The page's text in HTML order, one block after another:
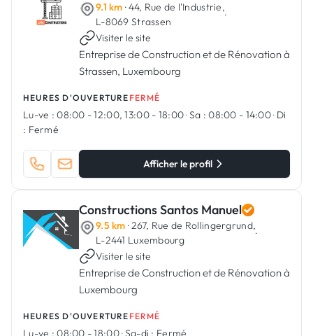
9.1 km · 44, Rue de l'Industrie,
L-8069 Strassen
·
Visiter le site
Entreprise de Construction et de Rénovation à
Strassen, Luxembourg
HEURES D'OUVERTURE FERMÉ
Lu-ve : 08:00 - 12:00, 13:00 - 18:00·Sa : 08:00 - 14:00· Di
: Fermé
Afficher le profil
Constructions Santos Manuel
9.5 km · 267, Rue de Rollingergrund,
L-2441 Luxembourg
·
Visiter le site
Entreprise de Construction et de Rénovation à
Luxembourg
HEURES D'OUVERTURE FERMÉ
Lu-ve : 08:00 - 18:00·Sa-di : Fermé